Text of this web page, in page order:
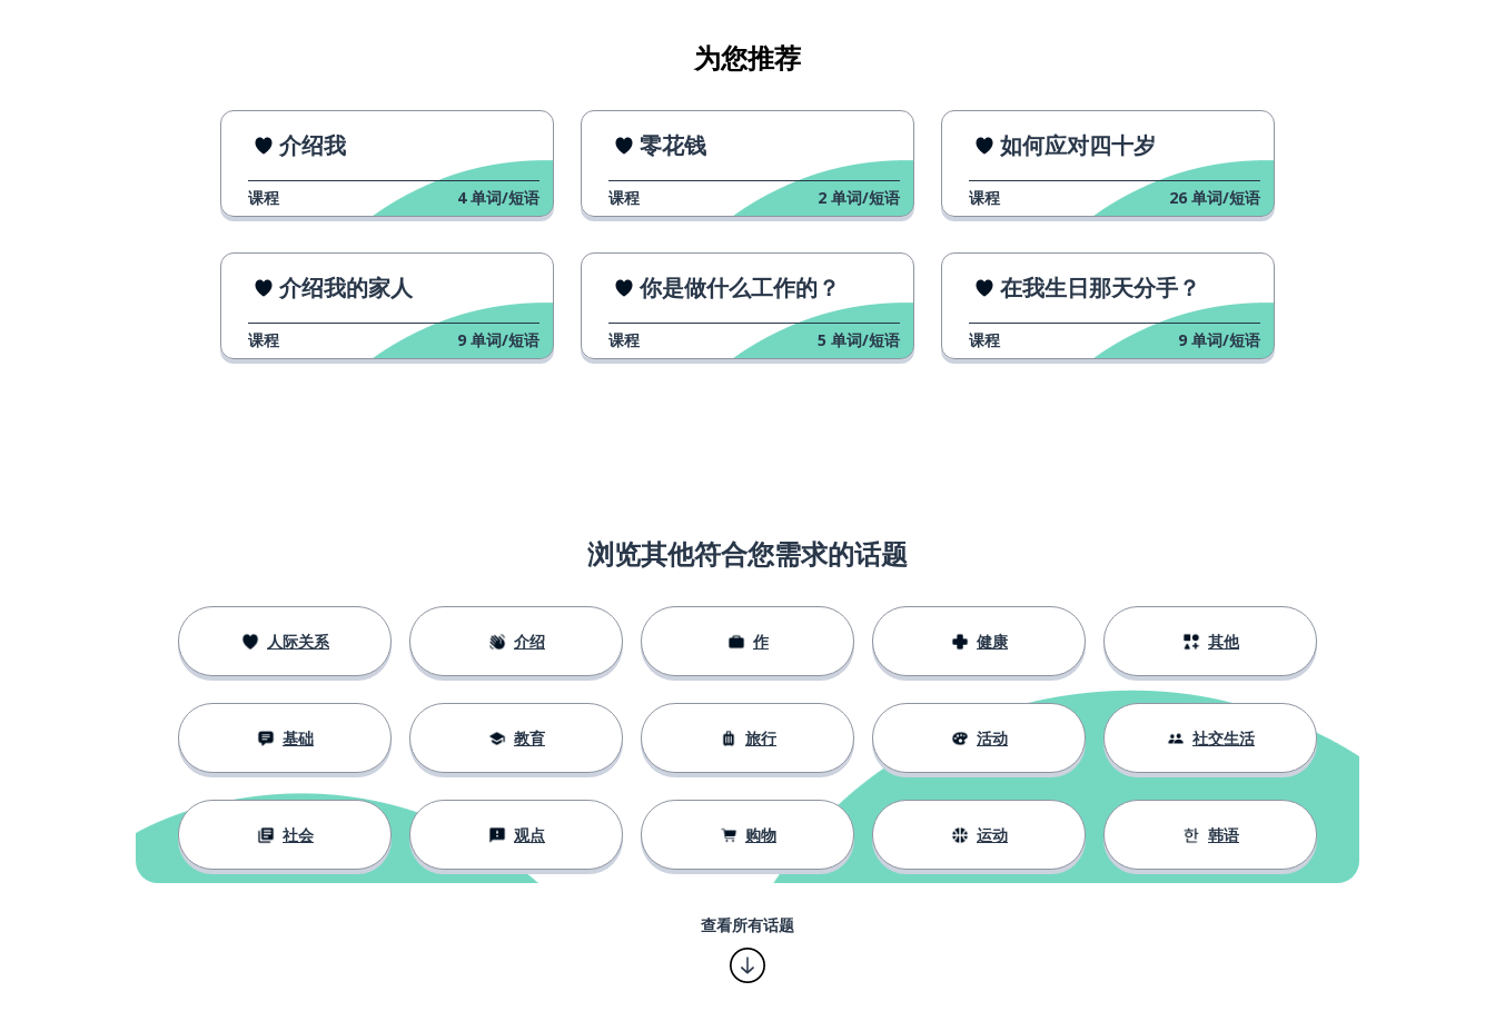
对我；为我
我们必须给我们的妈妈买礼物
我哥哥已经有一台笔记本电脑了，但他还想要一台新
为您推荐
介绍我
课程 4 单词/短语
零花钱
课程 2 单词/短语
如何应对四十岁
课程 26 单词/短语
介绍我的家人
课程 9 单词/短语
你是做什么工作的？
课程 5 单词/短语
在我生日那天分手？
课程 9 单词/短语
浏览其他符合您需求的话题
人际关系 介绍 作 健康 其他
基础 教育 旅行 活动 社交生活
社会 观点 购物 运动 韩语
查看所有话题